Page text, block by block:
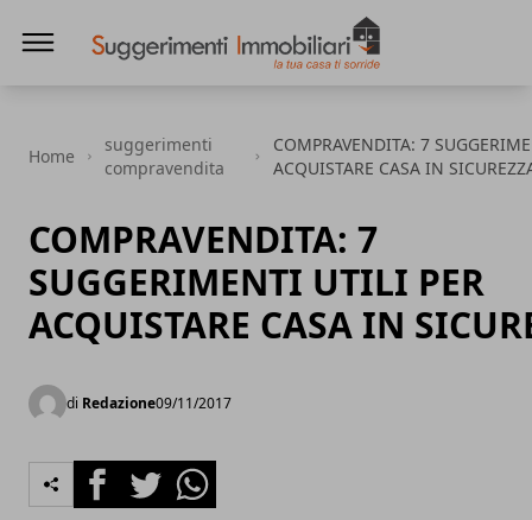
Home
suggerimenti
compravendita
COMPRAVENDITA: 7
ACQUISTARE CASA IN
COMPRAVENDITA: 7
SUGGERIMENTI UTILI PER
ACQUISTARE CASA IN
di Redazione09/11/2017
FacebookTwitterWhatsapp